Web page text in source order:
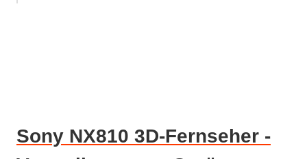
Sony NX810 3D-Fernseher -